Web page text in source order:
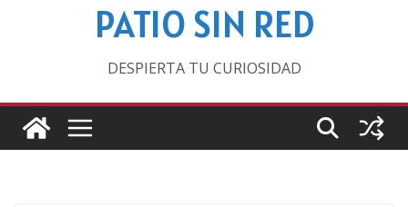
PATIO SIN RED
DESPIERTA TU CURIOSIDAD